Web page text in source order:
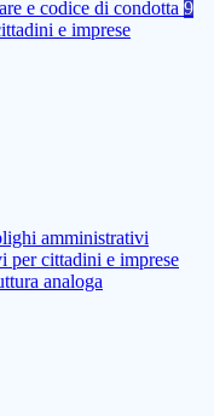
e codice di condotta 9
e imprese
amministrativi
per cittadini e imprese
analoga